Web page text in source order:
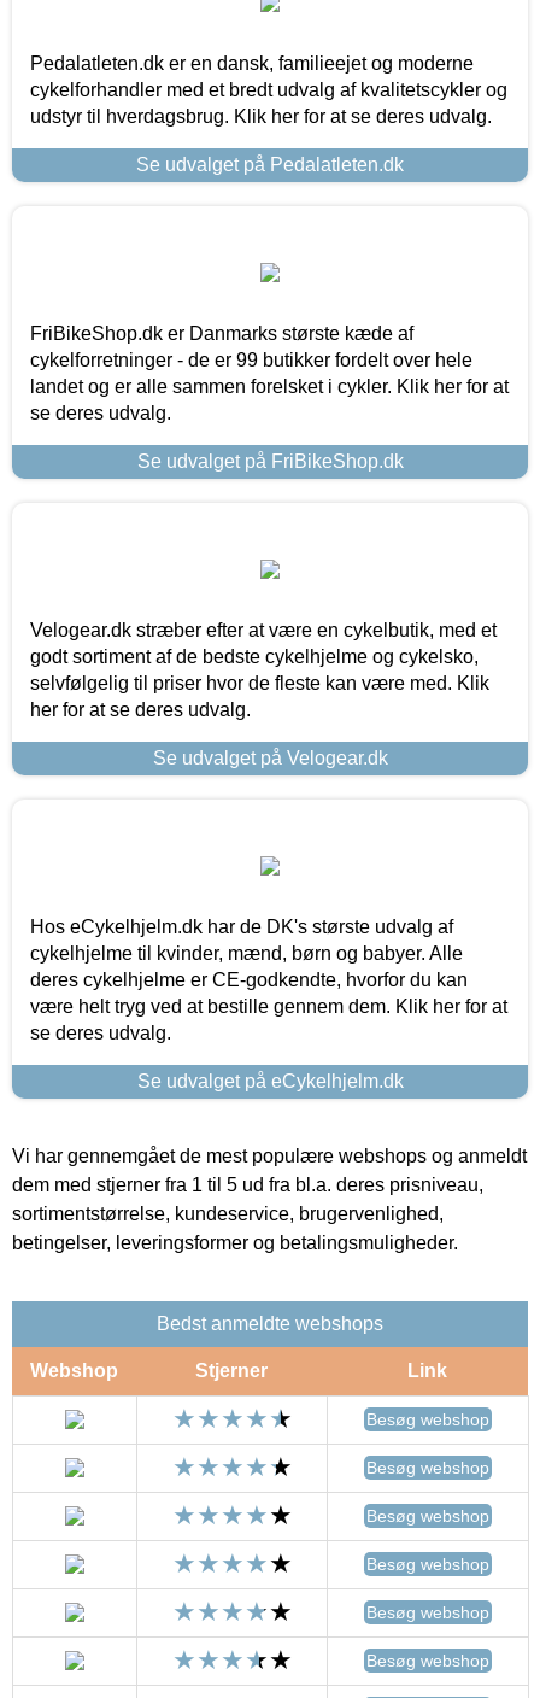
Pedalatleten.dk er en dansk, familieejet og moderne
cykelforhandler med et bredt udvalg af kvalitetscykler og
udstyr til hverdagsbrug. Klik her for at se deres udvalg.
Se udvalget på Pedalatleten.dk
FriBikeShop.dk er Danmarks største kæde af
cykelforretninger - de er 99 butikker fordelt over hele
landet og er alle sammen forelsket i cykler. Klik her for at
se deres udvalg.
Se udvalget på FriBikeShop.dk
Velogear.dk stræber efter at være en cykelbutik, med et
godt sortiment af de bedste cykelhjelme og cykelsko,
selvfølgelig til priser hvor de fleste kan være med. Klik
her for at se deres udvalg.
Se udvalget på Velogear.dk
Hos eCykelhjelm.dk har de DK's største udvalg af
cykelhjelme til kvinder, mænd, børn og babyer. Alle
deres cykelhjelme er CE-godkendte, hvorfor du kan
være helt tryg ved at bestille gennem dem. Klik her for at
se deres udvalg.
Se udvalget på eCykelhjelm.dk
Vi har gennemgået de mest populære webshops og anmeldt
dem med stjerner fra 1 til 5 ud fra bl.a. deres prisniveau,
sortimentstørrelse, kundeservice, brugervenlighed,
betingelser, leveringsformer og betalingsmuligheder.
Bedst anmeldte webshops
Webshop Stjerner Link
Besøg webshop
Besøg webshop
Besøg webshop
Besøg webshop
Besøg webshop
Besøg webshop